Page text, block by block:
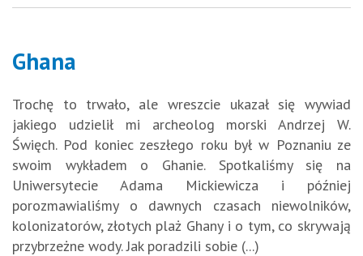
Ghana
Trochę to trwało, ale wreszcie ukazał się wywiad
jakiego udzielił mi archeolog morski Andrzej W.
Święch. Pod koniec zeszłego roku był w Poznaniu ze
swoim wykładem o Ghanie. Spotkaliśmy się na
Uniwersytecie Adama Mickiewicza i później
porozmawialiśmy o dawnych czasach niewolników,
kolonizatorów, złotych plaż Ghany i o tym, co skrywają
przybrzeżne wody. Jak poradzili sobie (...)